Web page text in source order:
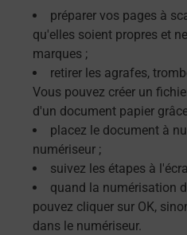
préparer vos pages à
qu'elles soient propres et
marques ;
retirer les agrafes,
Vous pouvez créer un
d'un document papier
placez le document à
numériseur ;
suivez les étapes à
quand la numérisation
pouvez cliquer sur OK,
dans le numériseur.